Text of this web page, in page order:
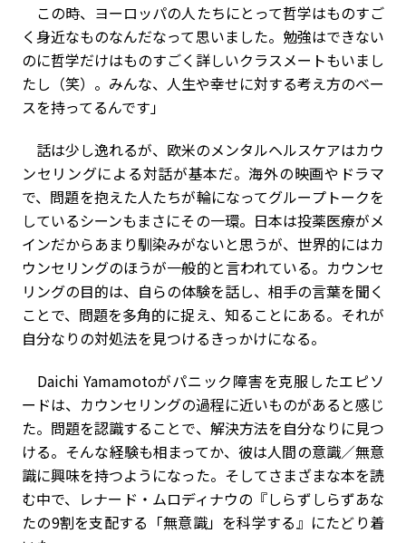
この時、ヨーロッパの人たちにとって哲学はものすご
く身近なものなんだなって思いました。勉強はできない
のに哲学だけはものすごく詳しいクラスメートもいまし
たし（笑）。みんな、人生や幸せに対する考え方のベー
スを持ってるんです」
話は少し逸れるが、欧米のメンタルヘルスケアはカウ
ンセリングによる対話が基本だ。海外の映画やドラマ
で、問題を抱えた人たちが輪になってグループトークを
しているシーンもまさにその一環。日本は投薬医療がメ
インだからあまり馴染みがないと思うが、世界的にはカ
ウンセリングのほうが一般的と言われている。カウンセ
リングの目的は、自らの体験を話し、相手の言葉を聞く
ことで、問題を多角的に捉え、知ることにある。それが
自分なりの対処法を見つけるきっかけになる。
Daichi Yamamotoがパニック障害を克服したエピソ
ードは、カウンセリングの過程に近いものがあると感じ
た。問題を認識することで、解決方法を自分なりに見つ
ける。そんな経験も相まってか、彼は人間の意識／無意
識に興味を持つようになった。そしてさまざまな本を読
む中で、レナード・ムロディナウの『しらずしらず――あな
たの9割を支配する「無意識」を科学する』にたどり着